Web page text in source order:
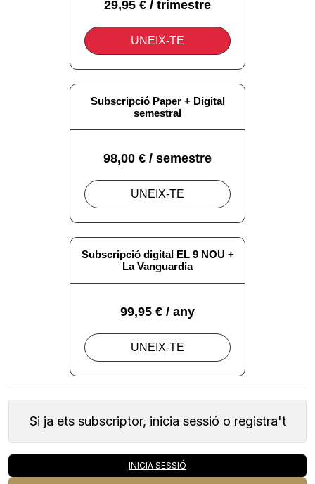
Si ja ets subscriptor, inicia sessió o registra't
INICIA SESSIÓ